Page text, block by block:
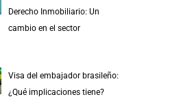
Derecho Inmobiliario: Un
cambio en el sector
Visa del embajador brasileño:
¿Qué implicaciones tiene?